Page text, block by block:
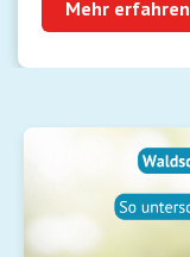
Mehr erfahren